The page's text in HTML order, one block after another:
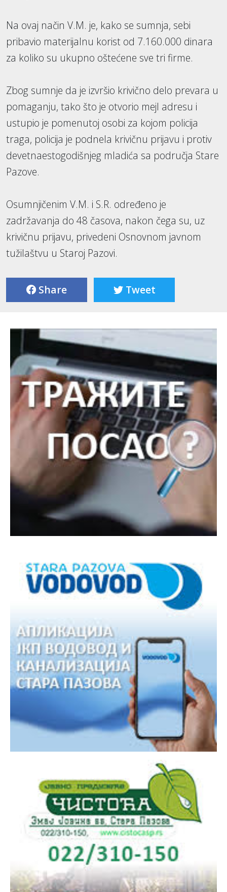
Na ovaj način V.M. je, kako se sumnja, sebi
pribavio materijalnu korist od 7.160.000 dinara
za koliko su ukupno oštećene sve tri firme.
Zbog sumnje da je izvršio krivično delo prevara u
pomaganju, tako što je otvorio mejl adresu i
ustupio je pomenutoj osobi za kojom policija
traga, policija je podnela krivičnu prijavu i protiv
devetnaestogodišnjeg mladića sa područja Stare
Pazove.
Osumnjičenim V.M. i S.R. određeno je
zadržavanja do 48 časova, nakon čega su, uz
krivičnu prijavu, privedeni Osnovnom javnom
tužilaštvu u Staroj Pazovi.
Share Tweet